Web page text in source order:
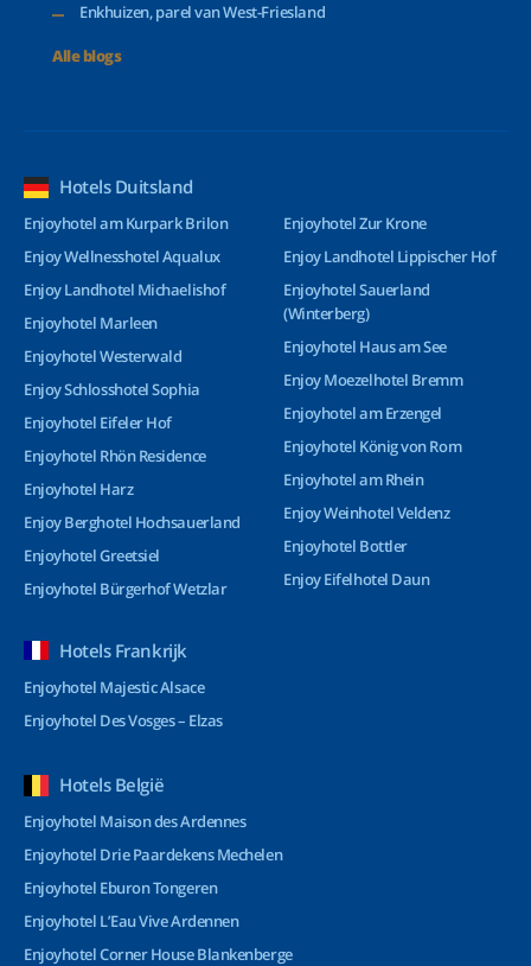
Enkhuizen, parel van West-Friesland
Alle blogs
Hotels Duitsland
Enjoyhotel am Kurpark Brilon
Enjoy Wellnesshotel Aqualux
Enjoy Landhotel Michaelishof
Enjoyhotel Marleen
Enjoyhotel Westerwald
Enjoy Schlosshotel Sophia
Enjoyhotel Eifeler Hof
Enjoyhotel Rhön Residence
Enjoyhotel Harz
Enjoy Berghotel Hochsauerland
Enjoyhotel Greetsiel
Enjoyhotel Bürgerhof Wetzlar
Enjoyhotel Zur Krone
Enjoy Landhotel Lippischer Hof
Enjoyhotel Sauerland
(Winterberg)
Enjoyhotel Haus am See
Enjoy Moezelhotel Bremm
Enjoyhotel am Erzengel
Enjoyhotel König von Rom
Enjoyhotel am Rhein
Enjoy Weinhotel Veldenz
Enjoyhotel Bottler
Enjoy Eifelhotel Daun
Hotels Frankrijk
Enjoyhotel Majestic Alsace
Enjoyhotel Des Vosges – Elzas
Hotels België
Enjoyhotel Maison des Ardennes
Enjoyhotel Drie Paardekens Mechelen
Enjoyhotel Eburon Tongeren
Enjoyhotel L’Eau Vive Ardennen
Enjoyhotel Corner House Blankenberge